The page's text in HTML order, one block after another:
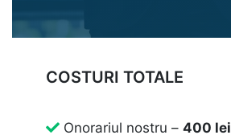
COSTURI TOTALE
Onorariul nostru – 400 lei